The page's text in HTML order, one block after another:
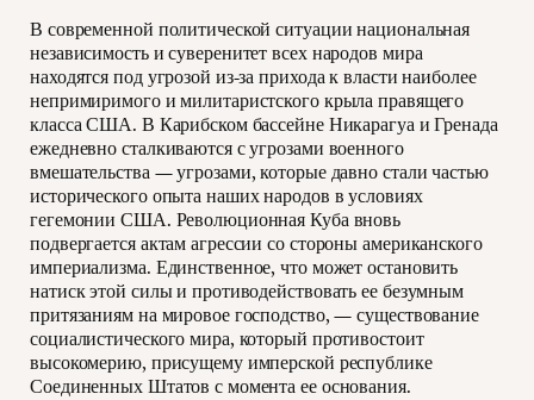
В современной политической ситуации национальная
независимость и суверенитет всех народов мира
находятся под угрозой из-за прихода к власти наиболее
непримиримого и милитаристского крыла правящего
класса США. В Карибском бассейне Никарагуа и Гренада
ежедневно сталкиваются с угрозами военного
вмешательства — угрозами, которые давно стали частью
исторического опыта наших народов в условиях
гегемонии США. Революционная Куба вновь
подвергается актам агрессии со стороны американского
империализма. Единственное, что может остановить
натиск этой силы и противодействовать ее безумным
притязаниям на мировое господство, — существование
социалистического мира, который противостоит
высокомерию, присущему имперской республике
Соединенных Штатов с момента ее основания.